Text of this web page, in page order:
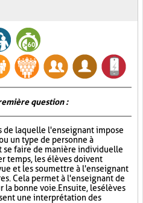
question :
laquelle l'enseignant impose
un type de personne à
faire de manière individuelle
temps, les élèves doivent
et les soumettre à l'enseignant
Cela permet à l'enseignant de
la bonne voie. Ensuite, les élèves
une interprétation des